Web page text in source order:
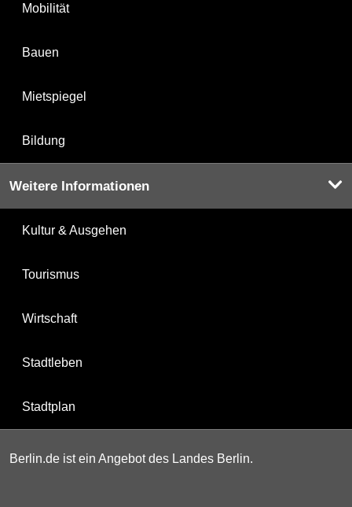
Mobilität
Bauen
Mietspiegel
Bildung
Weitere Informationen
Kultur & Ausgehen
Tourismus
Wirtschaft
Stadtleben
Stadtplan
Berlin.de ist ein Angebot des Landes Berlin.